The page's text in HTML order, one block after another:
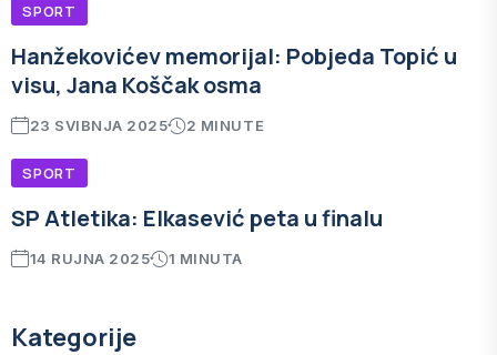
SPORT
Hanžekovićev memorijal: Pobjeda Topić u
visu, Jana Koščak osma
23 SVIBNJA 2025 2 MINUTE
SPORT
SP Atletika: Elkasević peta u finalu
14 RUJNA 2025 1 MINUTA
Kategorije